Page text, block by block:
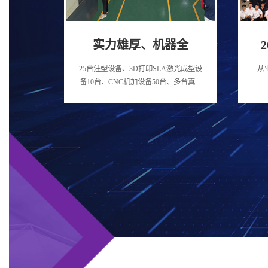
实力雄厚、机器全
25台注塑设备、3D打印SLA激光成型设
备10台、CNC机加设备50台、多台真空
从